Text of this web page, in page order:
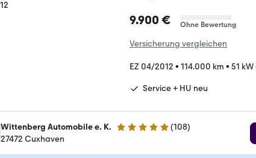
9.900 € Ohne Bewertung
Versicherung vergleichen
EZ 04/2012 • 114.000 km • 51 kW
Service + HU neu
Wittenberg Automobile e. K. 4.9 Sterne (108)
27472 Cuxhaven